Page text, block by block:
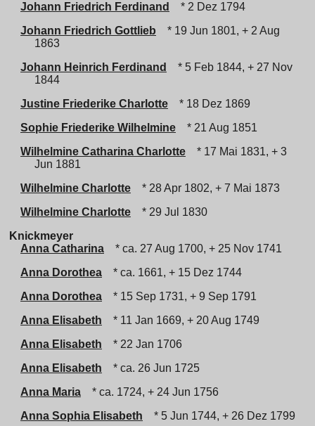
Johann Friedrich Ferdinand
* 2 Dez 1794
Johann Friedrich Gottlieb
* 19 Jun 1801, + 2 Aug
1863
Johann Heinrich Ferdinand
* 5 Feb 1844, + 27 Nov
1844
Justine Friederike Charlotte
* 18 Dez 1869
Sophie Friederike Wilhelmine
* 21 Aug 1851
Wilhelmine Catharina Charlotte
* 17 Mai 1831, + 3
Jun 1881
Wilhelmine Charlotte
* 28 Apr 1802, + 7 Mai 1873
Wilhelmine Charlotte
* 29 Jul 1830
Knickmeyer
Anna Catharina
* ca. 27 Aug 1700, + 25 Nov 1741
Anna Dorothea
* ca. 1661, + 15 Dez 1744
Anna Dorothea
* 15 Sep 1731, + 9 Sep 1791
Anna Elisabeth
* 11 Jan 1669, + 20 Aug 1749
Anna Elisabeth
* 22 Jan 1706
Anna Elisabeth
* ca. 26 Jun 1725
Anna Maria
* ca. 1724, + 24 Jun 1756
Anna Sophia Elisabeth
* 5 Jun 1744, + 26 Dez 1799